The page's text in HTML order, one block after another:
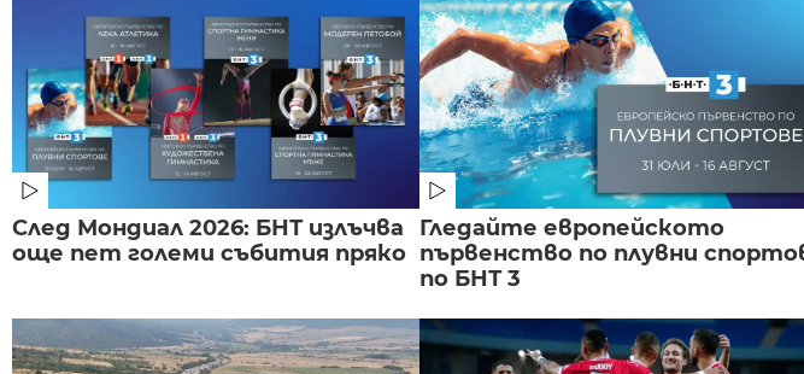
След Мондиал 2026: БНТ излъчва
още пет големи събития пряко
Гледайте европейското
първенство по плувни
по БНТ 3